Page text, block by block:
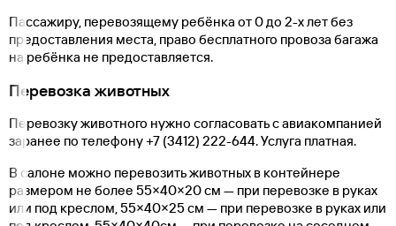
Пассажиру, перевозящему ребёнка от 0 до 2-х лет без
предоставления места, право бесплатного провоза багажа
на ребёнка не предоставляется.
Перевозка животных
Перевозку животного нужно согласовать с авиакомпанией
заранее по телефону+7 (3412) 222-644. Услуга платная.
В салоне можно перевозить животных в контейнере
размером не более 55×40×20 см — при перевозке в руках
или под креслом, 55×40×25 см — при перевозке в руках или